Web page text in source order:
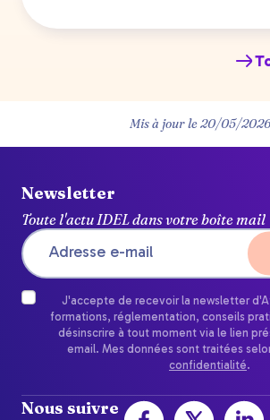
professionnels adaptés.
Mis à jour le20/05/2026
Newsletter
Toute l'actu IDEL dans votre boîte mail
J'accepte de recevoir la newsletter
formations, réglementation, conseils
désinscrire à tout moment via le lien
email. Mes données sont traitées
confidentialité.
Nous suivre